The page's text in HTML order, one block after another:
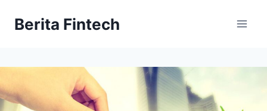
Berita Fintech